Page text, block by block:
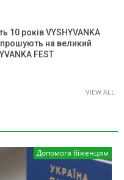
10 років VYSHYVANKA
на великий
FEST
VIEW ALL
Допомога біженцям